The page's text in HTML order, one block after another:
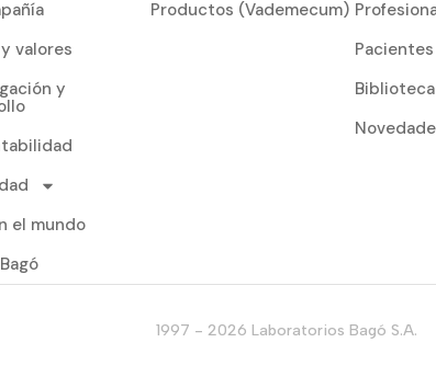
valores
y
el mundo
Productos (Vademecum)
Pacientes
1997 - 2026 Laboratorios Bagó S.A.